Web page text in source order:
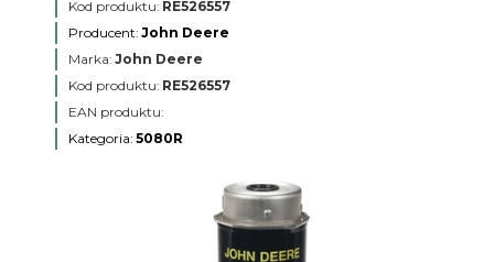
Kod produktu: RE526557
Producent: John Deere
Marka: John Deere
Kod produktu: RE526557
EAN produktu:
Kategoria: 5080R